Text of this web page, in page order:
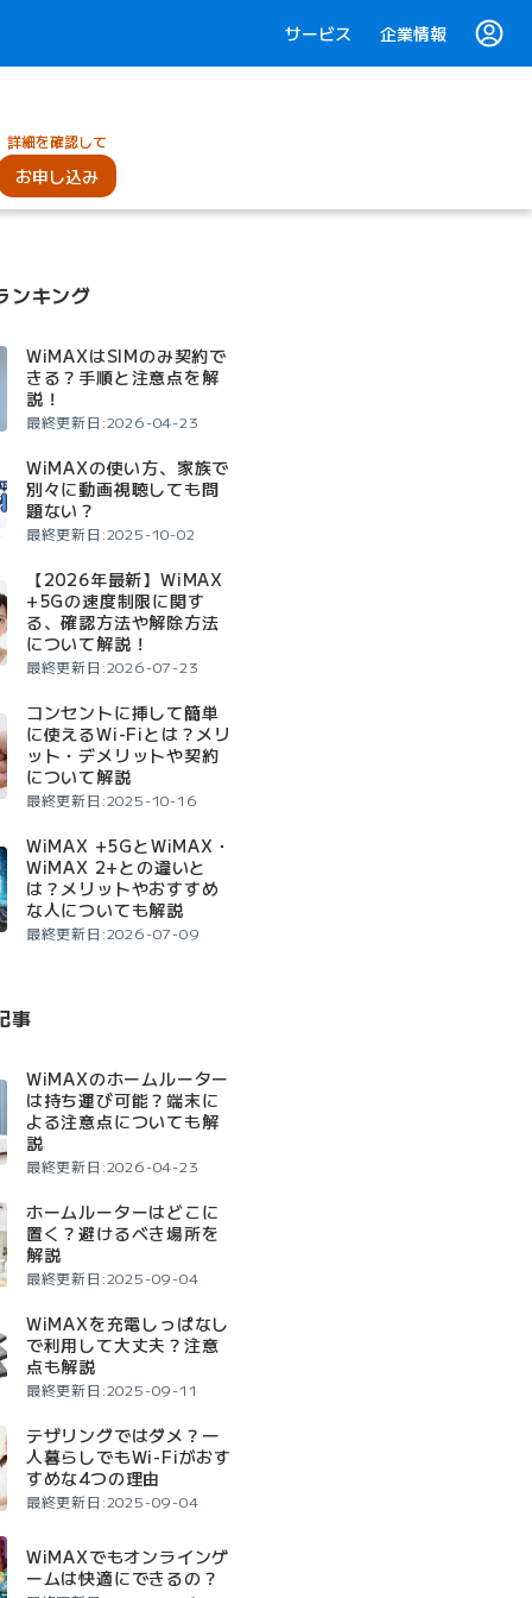
サービス 企業情報
詳細を確認して
お申し込み
ンキング
WiMAXはSIMのみ契約で
きる？手順と注意点を解
説！
最終更新日:2026-04-23
WiMAXの使い方、家族で
別々に動画視聴しても問
題ない？
最終更新日:2025-10-02
【2026年最新】WiMAX
+5Gの速度制限に関す
る、確認方法や解除方法
について解説！
最終更新日:2026-07-23
コンセントに挿して簡単
に使えるWi-Fiとは？メリ
ット・デメリットや契約
について解説
最終更新日:2025-10-16
WiMAX +5GとWiMAX・
WiMAX 2+との違いと
は？メリットやおすすめ
な人についても解説
最終更新日:2026-07-09
事
WiMAXのホームルーター
は持ち運び可能？端末に
よる注意点についても解
説
最終更新日:2026-04-23
ホームルーターはどこに
置く？避けるべき場所を
解説
最終更新日:2025-09-04
WiMAXを充電しっぱなし
で利用して大丈夫？注意
点も解説
最終更新日:2025-09-11
テザリングではダメ？一
人暮らしでもWi-Fiがおす
すめな4つの理由
最終更新日:2025-09-04
WiMAXでもオンラインゲ
ームは快適にできるの？